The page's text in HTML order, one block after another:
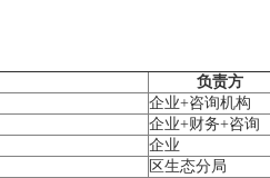
负责方
企业+咨询机构
企业+财务+咨询
企业
区生态分局